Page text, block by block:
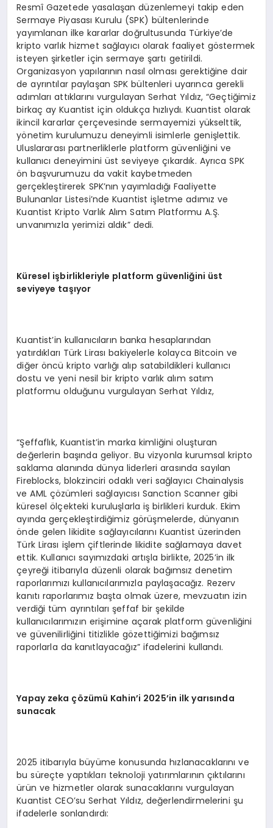
Resmî Gazetede yasalaşan düzenlemeyi takip eden
Sermaye Piyasası Kurulu (SPK) bültenlerinde
yayımlanan ilke kararlar doğrultusunda Türkiye’de
kripto varlık hizmet sağlayıcı olarak faaliyet göstermek
isteyen şirketler için sermaye şartı getirildi.
Organizasyon yapılarının nasıl olması gerektiğine dair
de ayrıntılar paylaşan SPK bültenleri uyarınca gerekli
adımları attıklarını vurgulayan Serhat Yıldız, “Geçtiğimiz
birkaç ay Kuantist için oldukça hızlıydı. Kuantist olarak
ikincil kararlar çerçevesinde sermayemizi yükselttik,
yönetim kurulumuzu deneyimli isimlerle genişlettik.
Uluslararası partnerliklerle platform güvenliğini ve
kullanıcı deneyimini üst seviyeye çıkardık. Ayrıca SPK
ön başvurumuzu da vakit kaybetmeden
gerçekleştirerek SPK’nın yayımladığı Faaliyette
Bulunanlar Listesi’nde Kuantist işletme adımız ve
Kuantist Kripto Varlık Alım Satım Platformu A.Ş.
unvanımızla yerimizi aldık” dedi.
Küresel işbirlikleriyle platform güvenliğini üst
seviyeye taşıyor
Kuantist’in kullanıcıların banka hesaplarından
yatırdıkları Türk Lirası bakiyelerle kolayca Bitcoin ve
diğer öncü kripto varlığı alıp satabildikleri kullanıcı
dostu ve yeni nesil bir kripto varlık alım satım
platformu olduğunu vurgulayan Serhat Yıldız,
“Şeffaflık, Kuantist’in marka kimliğini oluşturan
değerlerin başında geliyor. Bu vizyonla kurumsal kripto
saklama alanında dünya liderleri arasında sayılan
Fireblocks, blokzinciri odaklı veri sağlayıcı Chainalysis
ve AML çözümleri sağlayıcısı Sanction Scanner gibi
küresel ölçekteki kuruluşlarla iş birlikleri kurduk. Ekim
ayında gerçekleştirdiğimiz görüşmelerde, dünyanın
önde gelen likidite sağlayıcılarını Kuantist üzerinden
Türk Lirası işlem çiftlerinde likidite sağlamaya davet
ettik. Kullanıcı sayımızdaki artışla birlikte, 2025’in ilk
çeyreği itibarıyla düzenli olarak bağımsız denetim
raporlarımızı kullanıcılarımızla paylaşacağız. Rezerv
kanıtı raporlarımız başta olmak üzere, mevzuatın izin
verdiği tüm ayrıntıları şeffaf bir şekilde
kullanıcılarımızın erişimine açarak platform güvenliğini
ve güvenilirliğini titizlikle gözettiğimizi bağımsız
raporlarla da kanıtlayacağız” ifadelerini kullandı.
Yapay zeka çözümü Kahin’i 2025’in ilk yarısında
sunacak
2025 itibarıyla büyüme konusunda hızlanacaklarını ve
bu süreçte yaptıkları teknoloji yatırımlarının çıktılarını
ürün ve hizmetler olarak sunacaklarını vurgulayan
Kuantist CEO’su Serhat Yıldız, değerlendirmelerini şu
ifadelerle sonlandırdı: